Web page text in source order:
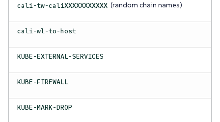
cali-tw-caliXXXXXXXXXXX (random chain names)
cali-wl-to-host
KUBE-EXTERNAL-SERVICES
KUBE-FIREWALL
KUBE-MARK-DROP